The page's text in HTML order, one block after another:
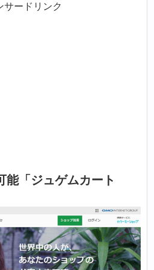
サードリンク
能「ジュゲムカート